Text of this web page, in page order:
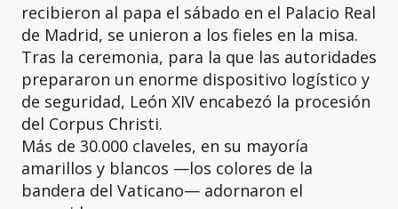
recibieron al papa el sábado en el Palacio Real
de Madrid, se unieron a los fieles en la misa.
Tras la ceremonia, para la que las autoridades
prepararon un enorme dispositivo logístico y
de seguridad, León XIV encabezó la procesión
del Corpus Christi.
Más de 30.000 claveles, en su mayoría
amarillos y blancos —los colores de la
bandera del Vaticano— adornaron el